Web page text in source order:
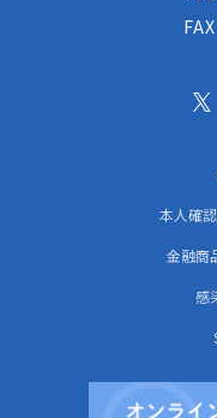
本人確
金融商
感